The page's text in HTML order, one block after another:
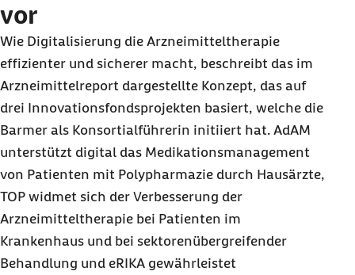
vor
Wie Digitalisierung die Arzneimitteltherapie
effizienter und sicherer macht, beschreibt das im
Arzneimittelreport dargestellte Konzept, das auf
drei Innovationsfondsprojekten basiert, welche die
Barmer als Konsortialführerin initiiert hat. AdAM
unterstützt digital das Medikationsmanagement
von Patienten mit Polypharmazie durch Hausärzte,
TOP widmet sich der Verbesserung der
Arzneimitteltherapie bei Patienten im
Krankenhaus und bei sektorenübergreifender
Behandlung und eRIKA gewährleistet